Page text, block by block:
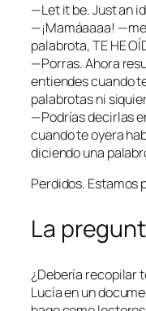
—Let it be. Just an
—¡Mamáaaaa!
palabrota, TE HE
—Porras. Ahora
entiendes cuando
palabrotas ni
—Podrías decirlas
cuando te oyera
diciendo una
Perdidos. Estamos
La
¿Debería recopilar
Lucía en un